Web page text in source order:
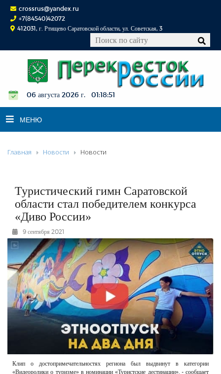
crossrus@yandex.ru
+7(84540)42072
412031, г. Ртищево Саратовской области, ул. Советская, 3
06 августа 2026 г. 01:18:52
МЕНЮ
НОВОСТИ
К СВЕДЕНИЮ
КОНКУРСЫ
ФОТОРЕПОРТАЖИ
РЕКЛАМОДАТЕЛЯМ
ОБЪЯВЛЕНИЯ
КОНТАКТЫ
Главная Новости Новости
Туристический гимн Саратовской
области стал победителем конкурса
«Диво России»
9 сентября 2021
Клип о достопримечательностях региона был выдвинут в категории
«Видеоролики о туризме» в номинации «Туристские дестинации», - сообщает